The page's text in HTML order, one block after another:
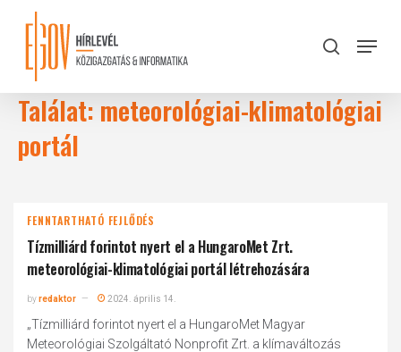
content
search
Menu
Találat: meteorológiai-klimatológiai
portál
FENNTARTHATÓ FEJLŐDÉS
Tízmilliárd forintot nyert el a HungaroMet Zrt.
meteorológiai-klimatológiai portál létrehozására
byredaktor 2024. április 14.
„Tízmilliárd forintot nyert el a HungaroMet Magyar
Meteorológiai Szolgáltató Nonprofit Zrt. a klímaváltozás
Close